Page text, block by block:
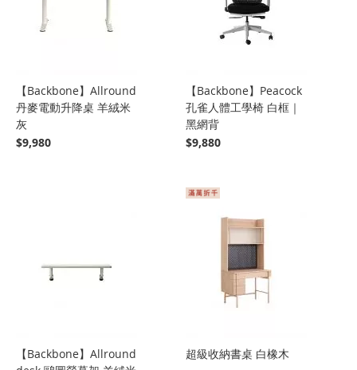
【Backbone】Allround
丹麥電動升降桌 羊絨米
灰
$9,980
【Backbone】Peacock
孔雀人體工學椅 白框｜
黑網背
$9,880
【Backbone】Allround
超級收納書桌 白橡木